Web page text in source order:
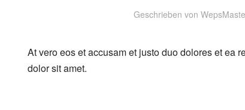
Geschrieben von
At vero eos et accusam et justo duo dolores et ea
dolor sit amet.